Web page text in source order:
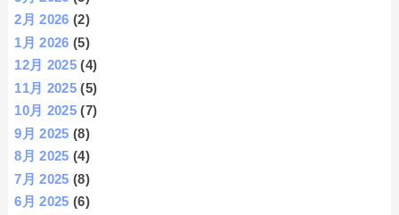
2月 2026 (2)
1月 2026 (5)
12月 2025 (4)
11月 2025 (5)
10月 2025 (7)
9月 2025 (8)
8月 2025 (4)
7月 2025 (8)
6月 2025 (6)